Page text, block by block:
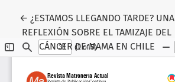
← Volver a los detalles del artículo
¿ESTAMOS LLEGANDO TARDE? UNA
REFLEXIÓN SOBRE EL TAMIZAJE DEL
CÁNCER DE MAMA EN CHILE